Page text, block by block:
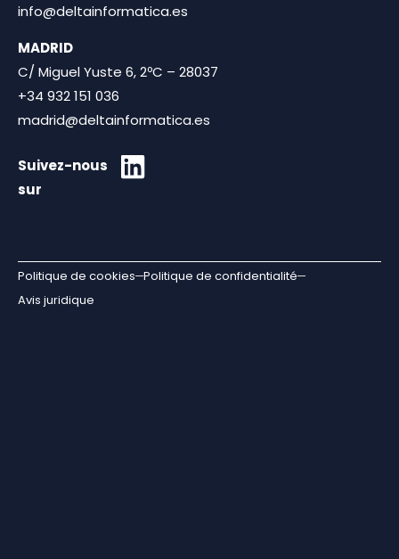
info@deltainformatica.es
MADRID
C/ Miguel Yuste 6, 2ºC – 28037
+34 932 151 036
madrid@deltainformatica.es
Suivez-nous
sur
Politique de cookies Politique de confidentialité
Avis juridique